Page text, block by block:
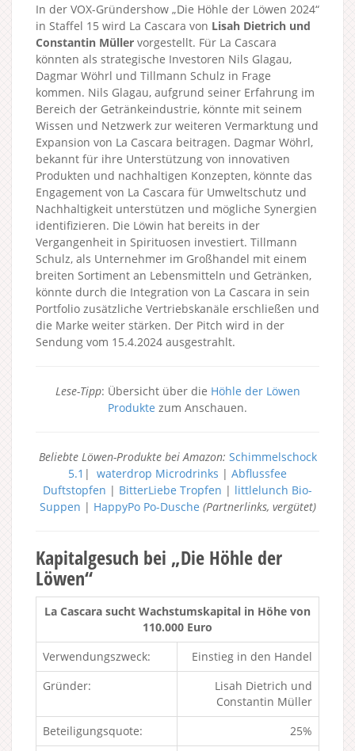
In der VOX-Gründershow „Die Höhle der Löwen 2024“
in Staffel 15 wird La Cascara von Lisah Dietrich und
Constantin Müller vorgestellt. Für La Cascara
könnten als strategische Investoren Nils Glagau,
Dagmar Wöhrl und Tillmann Schulz in Frage
kommen. Nils Glagau, aufgrund seiner Erfahrung im
Bereich der Getränkeindustrie, könnte mit seinem
Wissen und Netzwerk zur weiteren Vermarktung und
Expansion von La Cascara beitragen. Dagmar Wöhrl,
bekannt für ihre Unterstützung von innovativen
Produkten und nachhaltigen Konzepten, könnte das
Engagement von La Cascara für Umweltschutz und
Nachhaltigkeit unterstützen und mögliche Synergien
identifizieren. Die Löwin hat bereits in der
Vergangenheit in Spirituosen investiert. Tillmann
Schulz, als Unternehmer im Großhandel mit einem
breiten Sortiment an Lebensmitteln und Getränken,
könnte durch die Integration von La Cascara in sein
Portfolio zusätzliche Vertriebskanäle erschließen und
die Marke weiter stärken. Der Pitch wird in der
Sendung vom 15.4.2024 ausgestrahlt.
Lese-Tipp: Übersicht über die Höhle der Löwen
Produkte zum Anschauen.
Beliebte Löwen-Produkte bei Amazon: Schimmelschock
5.1 | waterdrop Microdrinks | Abflussfee
Duftstopfen | BitterLiebe Tropfen | littlelunch Bio-
Suppen | HappyPo Po-Dusche (Partnerlinks, vergütet)
Kapitalgesuch bei „Die Höhle der
Löwen“
La Cascara sucht Wachstumskapital in Höhe von
110.000 Euro
Verwendungszweck:
Einstieg in den Handel
Gründer:
Lisah Dietrich und
Constantin Müller
Beteiligungsquote:
25%